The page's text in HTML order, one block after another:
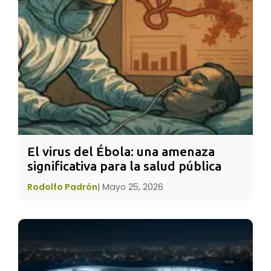
regulatoria, el siguiente paso lógico es eliminar
todos los puertos físicos. La carga y
transferencia de datos dependerían
exclusivamente de MagSafe (posiblemente
una versión de 30W) y de una transferencia de
datos ultrarrápida inalámbrica (Wi-Fi 7 o
superior) para los respaldos masivos. Además,
eliPhone 18reemplazaría los botones físicos
de volumen y encendido por botones de
estado sólido ('solid-state buttons'), utilizando
motores hápticos mejorados para simular la
resistencia al agua y al polvo, sino que libera
como unabatería más grande o mejores
El virus del Ébola: una amenaza
significativa para la salud pública
Rodolfo Padrón| Mayo 25, 2026